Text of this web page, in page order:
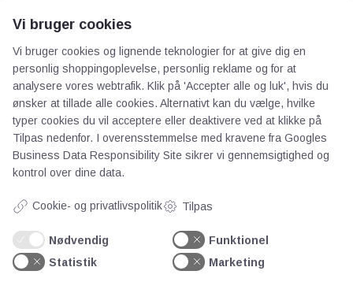
AOT
Om os
Priser
Kontakt
Persondata
Videncentre
Teknologisk Institut
Vi bruger cookies
Vi bruger cookies og lignende teknologier for at give dig en
personlig shoppingoplevelse, personlig reklame og for at
analysere vores webtrafik. Klik på 'Accepter alle og luk', hvis du
ønsker at tillade alle cookies. Alternativt kan du vælge, hvilke
typer cookies du vil acceptere eller deaktivere ved at klikke på
Tilpas nedenfor. I overensstemmelse med kravene fra Googles
Business Data Responsibility Site sikrer vi gennemsigtighed og
kontrol over dine data.
Cookie- og privatlivspolitik Tilpas
Nødvendig
Funktionel
Statistik
Marketing